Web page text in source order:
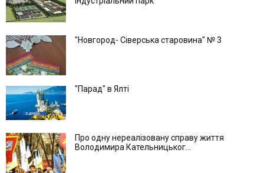
"Новгород- Сіверська старовина" № 3
"Парад" в Ялті
Про одну нереалізовану справу життя
Володимира Кательницьког...